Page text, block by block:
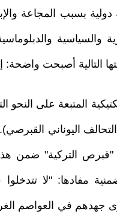
بسبب المجاعة
والسياسية
التالية أصبحت
المتبعة على النحو
اليوناني القبرصي).
"قبرص التركية" ضمن
مفادها: "لا